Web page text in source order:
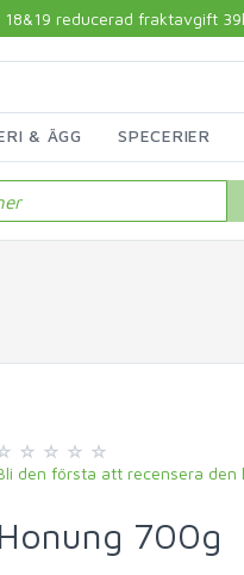
reducerad fraktavgift
& ÄGG SPECERIER
den första att recensera den
Honung 700g